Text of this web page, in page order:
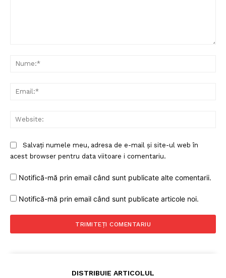
Salvați numele meu, adresa de e-mail și site-ul web în
acest browser pentru data viitoare i comentariu.
Notifică-mă prin email când sunt publicate alte comentarii.
Notifică-mă prin email când sunt publicate articole noi.
DISTRIBUIE ARTICOLUL